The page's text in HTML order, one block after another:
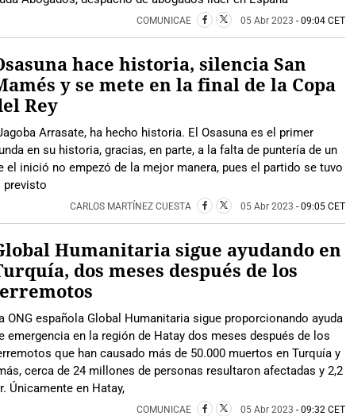
COMUNICAE 05 Abr 2023 - 09:04 CET
hace historia, silencia San
y se mete en la final de la Copa
Rey
Arrasate, ha hecho historia. El Osasuna es el primer
en su historia, gracias, en parte, a la falta de puntería de un
inició no empezó de la mejor manera, pues el partido se tuvo
previsto
CARLOS MARTÍNEZ CUESTA 05 Abr 2023 - 09:05 CET
Humanitaria sigue ayudando en
dos meses después de los
ONG española Global Humanitaria sigue proporcionando ayuda
emergencia en la región de Hatay dos meses después de los
que han causado más de 50.000 muertos en Turquía y
cerca de 24 millones de personas resultaron afectadas y 2,2
Únicamente en Hatay,
COMUNICAE 05 Abr 2023 - 09:32 CET